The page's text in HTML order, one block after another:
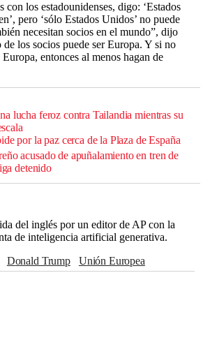
con los estadounidenses, digo: ‘Estados
pero ‘sólo Estados Unidos’ no puede
necesitan socios en el mundo”, dijo
los socios puede ser Europa. Y si no
entonces al menos hagan de
lucha feroz contra Tailandia mientras su
por la paz cerca de la Plaza de España
acusado de apuñalamiento en tren de
detenido
del inglés por un editor de AP con la
de inteligencia artificial generativa.
Donald Trump
Unión Europea